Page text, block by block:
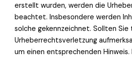
erstellt wurden, werden die
beachtet. Insbesondere werden
solche gekennzeichnet. Sollten
Urheberrechtsverletzung
um einen entsprechenden